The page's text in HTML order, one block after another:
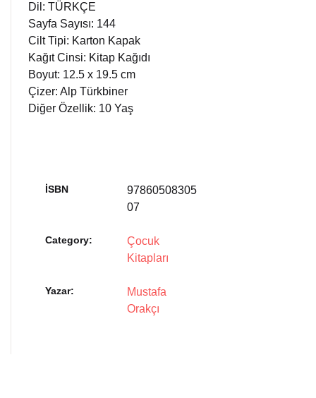
Dil: TÜRKÇE
Sayfa Sayısı: 144
Cilt Tipi: Karton Kapak
Kağıt Cinsi: Kitap Kağıdı
Boyut: 12.5 x 19.5 cm
Çizer: Alp Türkbiner
Diğer Özellik: 10 Yaş
İSBN
97860508305
07
Category:
Çocuk
Kitapları
Yazar
Mustafa
Orakçı